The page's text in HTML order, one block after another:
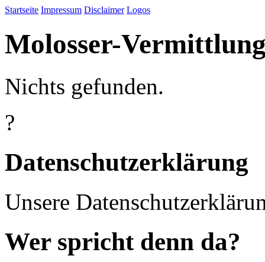
Startseite Impressum Disclaimer Logos
Molosser-
Nichts gefunden.
?
Datenschutzerklärung
Unsere
Wer spricht denn da?